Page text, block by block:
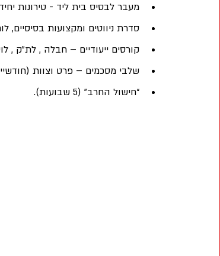
מעבר לבסיס בית ליד - טירונות יחידה (21
סדרת ניווטים ומקצועות בסיסיים,
קורסים ייעודיים – חבלה , לת"ק ,
שלבי מסכמים – פרט וצוות
“חישול החרב” (5 שבועות).